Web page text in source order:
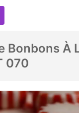
Bonbons À
070